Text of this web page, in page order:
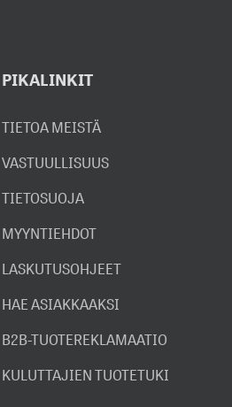
PIKALINKIT
TIETOA MEISTÄ
VASTUULLISUUS
TIETOSUOJA
MYYNTIEHDOT
LASKUTUSOHJEET
HAE ASIAKKAAKSI
B2B-TUOTEREKLAMAATIO
KULUTTAJIEN TUOTETUKI